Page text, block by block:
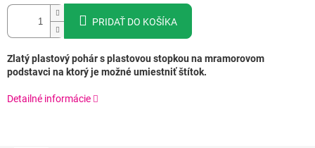
PRIDAŤ DO KOŠÍKA
Zlatý plastový pohár s plastovou stopkou na mramorovom
podstavci na ktorý je možné umiestniť štítok.
Detailné informácie